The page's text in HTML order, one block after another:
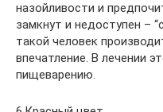
назойливости и
замкнут и недоступен –
такой человек
впечатление. В лечении
пищеварению.